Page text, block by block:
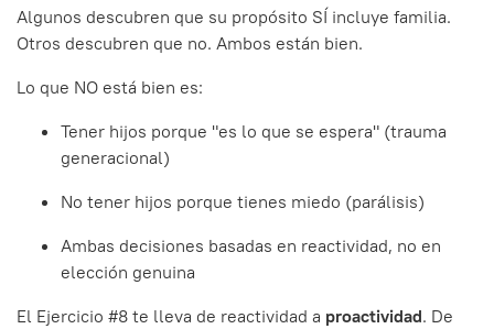
Algunos descubren que su propósito SÍ incluye familia.
Otros descubren que no. Ambos están bien.
Lo que NO está bien es:
Tener hijos porque "es lo que se espera" (trauma
generacional)
No tener hijos porque tienes miedo (parálisis)
Ambas decisiones basadas en reactividad, no en
elección genuina
El Ejercicio #8 te lleva de reactividad a proactividad. De